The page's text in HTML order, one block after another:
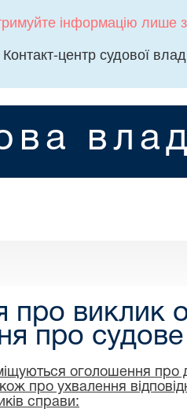
інформацію лише
центр судової
про виклик
про
оголошення про
про ухвалення
справи: